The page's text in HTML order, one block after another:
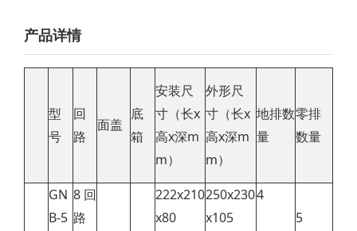
产品详情
型
号
回
路
面盖
底
箱
安装尺
寸（长x
高x深m
m）
外形尺
寸 （长x
高x深m
m）
地排数
量
零排
数量
GN
B-5
8 回
路
222x210
x80
250x230
x105
4
5